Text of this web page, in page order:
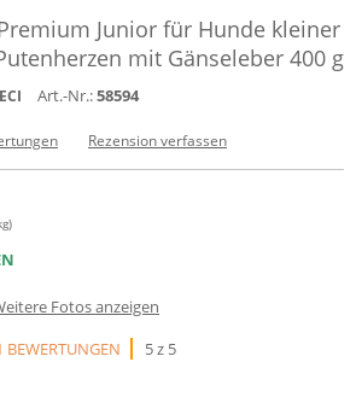
Junior für Hunde kleiner
mit Gänseleber 400 g
Art.-Nr.:58594
Rezension verfassen
Fotos anzeigen
BEWERTUNGEN
5 z 5